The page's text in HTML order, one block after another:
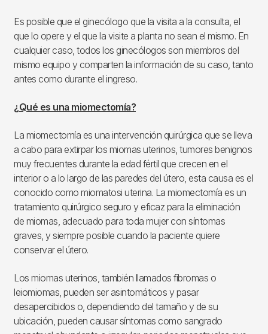
Es posible que el ginecólogo que la visita a la consulta, el
que lo opere y el que la visite a planta no sean el mismo. En
cualquier caso, todos los ginecólogos son miembros del
mismo equipo y comparten la información de su caso, tanto
antes como durante el ingreso.
¿Qué es una miomectomía?
La miomectomía es una intervención quirúrgica que se lleva
a cabo para extirpar los miomas uterinos, tumores benignos
muy frecuentes durante la edad fértil que crecen en el
interior o a lo largo de las paredes del útero, esta causa es el
conocido como miomatosi uterina. La miomectomía es un
tratamiento quirúrgico seguro y eficaz para la eliminación
de miomas, adecuado para toda mujer con síntomas
graves, y siempre posible cuando la paciente quiere
conservar el útero.
Los miomas uterinos, también llamados fibromas o
leiomiomas, pueden ser asintomáticos y pasar
desapercibidos o, dependiendo del tamaño y de su
ubicación, pueden causar síntomas como sangrado